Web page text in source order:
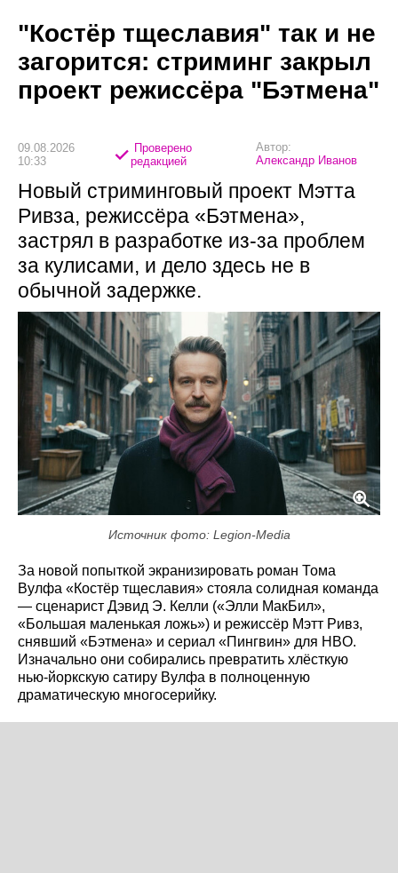
"Костёр тщеславия" так и не
загорится: стриминг закрыл
проект режиссёра "Бэтмена"
09.08.2026
10:33
Проверено
редакцией
Автор:
Александр Иванов
Новый стриминговый проект Мэтта
Ривза, режиссёра «Бэтмена»,
застрял в разработке из-за проблем
за кулисами, и дело здесь не в
обычной задержке.
Источник фото: Legion-Media
За новой попыткой экранизировать роман Тома
Вулфа «Костёр тщеславия» стояла солидная команда
— сценарист Дэвид Э. Келли («Элли МакБил»,
«Большая маленькая ложь») и режиссёр Мэтт Ривз,
снявший «Бэтмена» и сериал «Пингвин» для HBO.
Изначально они собирались превратить хлёсткую
нью-йоркскую сатиру Вулфа в полноценную
драматическую многосерийку.